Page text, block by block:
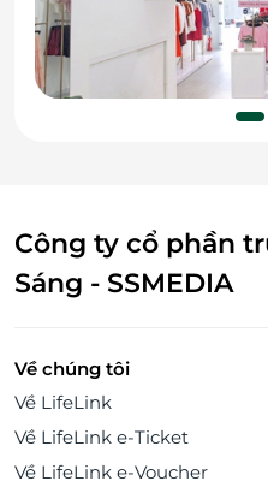
Công ty cổ phần
Sáng - SSMEDIA
Về chúng tôi
Về LifeLink
Về LifeLink e-Ticket
Về LifeLink e-Voucher